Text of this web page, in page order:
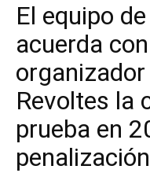
El equipo
acuerda
Revoltes la
prueba en